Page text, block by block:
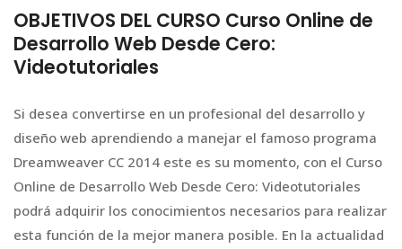
OBJETIVOS DEL CURSO Curso Online de
Desarrollo Web Desde Cero:
Videotutoriales
Si desea convertirse en un profesional del desarrollo y
diseño web aprendiendo a manejar el famoso programa
Dreamweaver CC 2014 este es su momento, con el Curso
Online de Desarrollo Web Desde Cero: Videotutoriales
podrá adquirir los conocimientos necesarios para realizar
esta función de la mejor manera posible. En la actualidad